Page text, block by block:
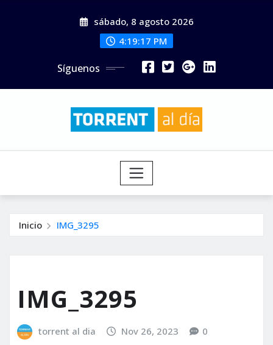
sábado, 8 agosto 2026
4:19:18 PM
Síguenos
Inicio IMG_3295
IMG_3295
torrent al dia Nov 26, 2023 0